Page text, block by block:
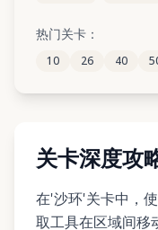
408
413 414
热门关卡：
10 26 40
关卡深度攻
在'沙环'关卡中，
取工具在区域间移